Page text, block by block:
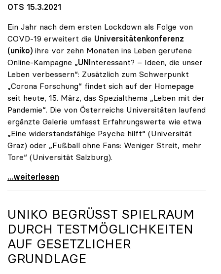
OTS 15.3.2021
Ein Jahr nach dem ersten Lockdown als Folge von
COVD-19 erweitert die Universitätenkonferenz
(uniko) ihre vor zehn Monaten ins Leben gerufene
Online-Kampagne „UNInteressant? – Ideen, die unser
Leben verbessern“: Zusätzlich zum Schwerpunkt
„Corona Forschung“ findet sich auf der Homepage
seit heute, 15. März, das Spezialthema „Leben mit der
Pandemie“. Die von Österreichs Universitäten laufend
ergänzte Galerie umfasst Erfahrungswerte wie etwa
„Eine widerstandsfähige Psyche hilft“ (Universität
Graz) oder „Fußball ohne Fans: Weniger Streit, mehr
Tore“ (Universität Salzburg).
Ein Jahr Corona: Neuer Fokus auf „Leben mit der
...weiterlesen
UNIKO BEGRÜSST SPIELRAUM D
URCH TESTMÖGLICHKEITEN A
UF GESETZLICHER G
RUNDLAGE